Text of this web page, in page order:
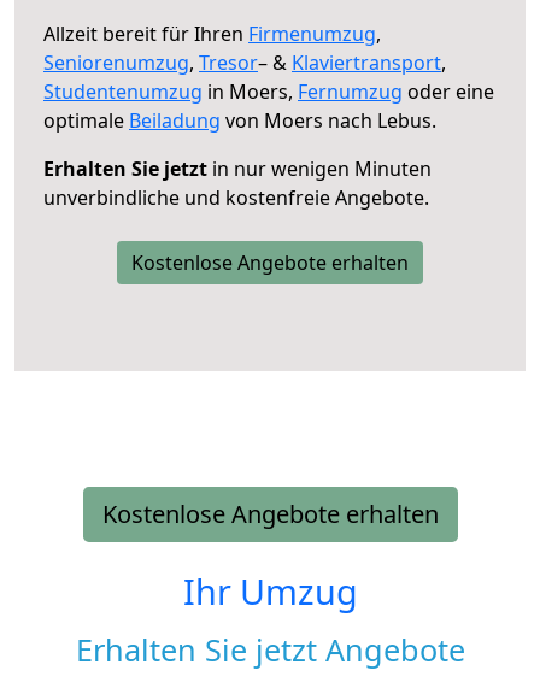
Allzeit bereit für Ihren Firmenumzug,
Seniorenumzug, Tresor– & Klaviertransport,
Studentenumzug in Moers, Fernumzug oder eine
optimale Beiladung von Moers nach Lebus.
Erhalten Sie jetzt in nur wenigen Minuten
unverbindliche und kostenfreie Angebote.
Kostenlose Angebote erhalten
Kostenlose Angebote erhalten
Ihr Umzug
Erhalten Sie jetzt Angebote